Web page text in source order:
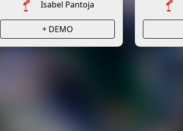
Isabel Pantoja
+ DEMO